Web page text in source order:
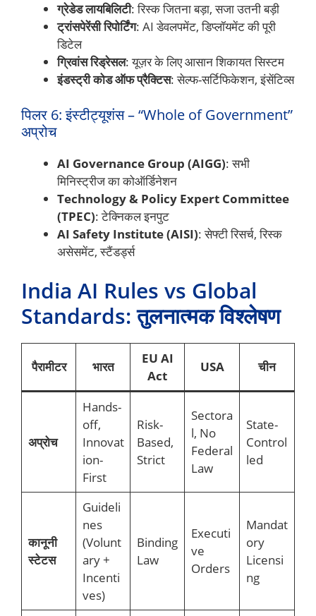
ग्रेडेड लायबिलिटी: रिस्क जितना बड़ा, सजा उतनी बड़ी
ट्रांसपेरेंसी रिपोर्टिंग: AI डेवलपमेंट, डिप्लॉयमेंट की पूरी
डिटेल
ग्रिवांस रिड्रेसल: यूज़र के लिए आसान शिकायत सिस्टम
इंडस्ट्री कोड ऑफ प्रैक्टिस: सेल्फ-सर्टिफिकेशन, इंसेंटिव्स
पिलर 6: इंस्टीट्यूशंस – “Whole of Government”
अप्रोच
AI Governance Group (AIGG): सभी
मिनिस्ट्रीज का कोऑर्डिनेशन
Technology & Policy Expert Committee
(TPEC): टेक्निकल इनपुट
AI Safety Institute (AISI): सेफ्टी रिसर्च, रिस्क
असेसमेंट, स्टैंडर्ड्स
India AI Rules vs Global
Standards: तुलनात्मक विश्लेषण
पैरामीटर भारत
EU AI
Act
USA चीन
अप्रोच
Hands-
off,
Innovat
ion-
First
Risk-
Based,
Strict
Sectora
l, No
Federal
Law
State-
Control
led
कानूनी
स्टेटस
Guideli
nes
(Volunt
ary +
Incenti
ves)
Binding
Law
Executi
ve
Orders
Mandat
ory
Licensi
ng